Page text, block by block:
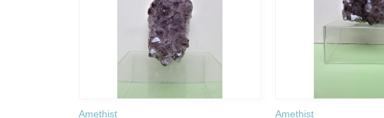
Amethist Amethist